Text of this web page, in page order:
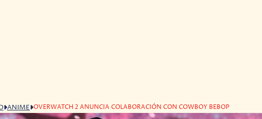
ANIME OVERWATCH 2 ANUNCIA COLABORACIÓN CON COWBOY BEBOP